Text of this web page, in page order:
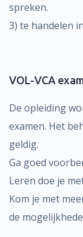
spreken.
3) te handelen
VOL-VCA
De opleiding
examen. Het
geldig.
Ga goed
Leren doe je
Kom je met
de